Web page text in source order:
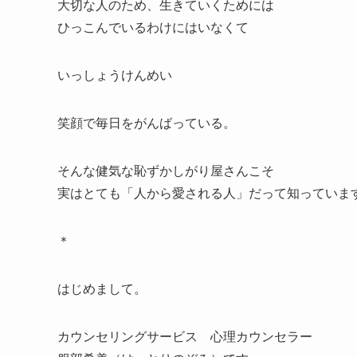
大切な人のため、生きていくためには
ひっこんでいるわけにはいなくて
いっしょうけんめい
笑顔で毎日をがんばっている。
そんな健気な恥ずかしがり屋さんこそ
実はとても「人から愛される人」だって知っていま
＊
はじめまして。
カウンセリングサービス 心理カウンセラー